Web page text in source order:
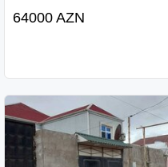
64000 AZN